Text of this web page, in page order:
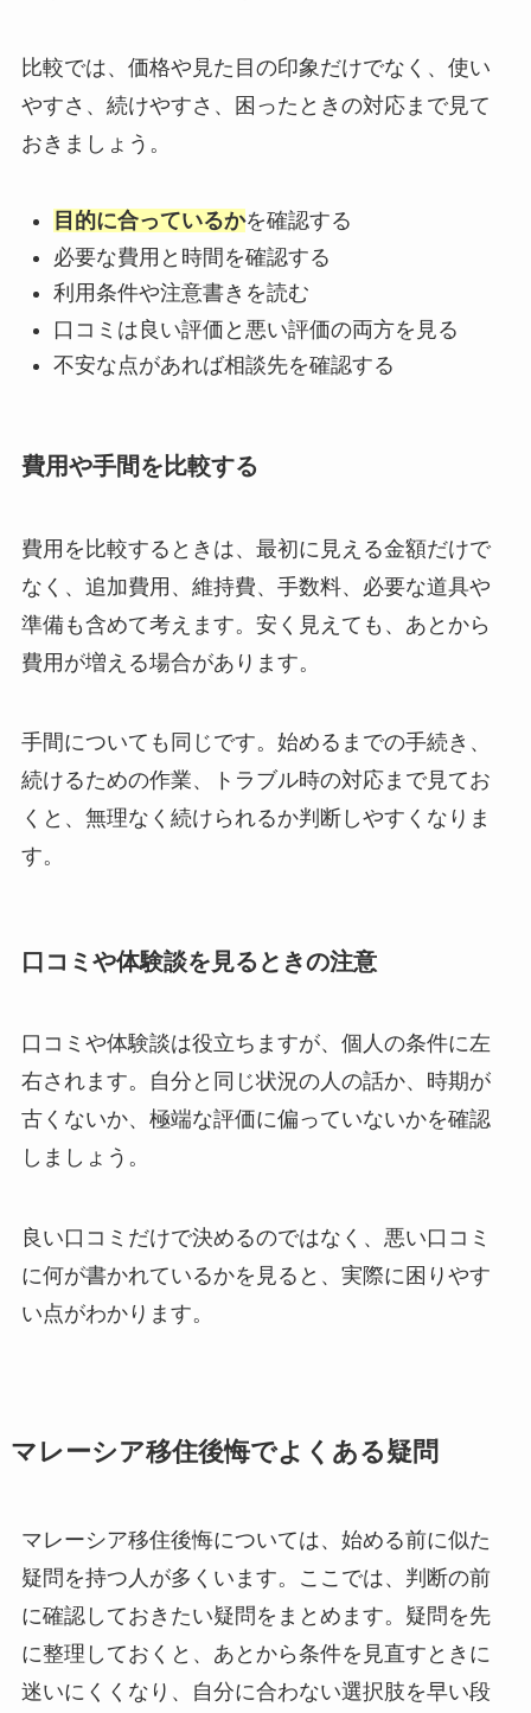
比較では、価格や見た目の印象だけでなく、使い
やすさ、続けやすさ、困ったときの対応まで見て
おきましょう。
目的に合っているかを確認する
必要な費用と時間を確認する
利用条件や注意書きを読む
口コミは良い評価と悪い評価の両方を見る
不安な点があれば相談先を確認する
費用や手間を比較する
費用を比較するときは、最初に見える金額だけで
なく、追加費用、維持費、手数料、必要な道具や
準備も含めて考えます。安く見えても、あとから
費用が増える場合があります。
手間についても同じです。始めるまでの手続き、
続けるための作業、トラブル時の対応まで見てお
くと、無理なく続けられるか判断しやすくなりま
す。
口コミや体験談を見るときの注意
口コミや体験談は役立ちますが、個人の条件に左
右されます。自分と同じ状況の人の話か、時期が
古くないか、極端な評価に偏っていないかを確認
しましょう。
良い口コミだけで決めるのではなく、悪い口コミ
に何が書かれているかを見ると、実際に困りやす
い点がわかります。
マレーシア移住後悔でよくある疑問
マレーシア移住後悔については、始める前に似た
疑問を持つ人が多くいます。ここでは、判断の前
に確認しておきたい疑問をまとめます。疑問を先
に整理しておくと、あとから条件を見直すときに
迷いにくくなり、自分に合わない選択肢を早い段